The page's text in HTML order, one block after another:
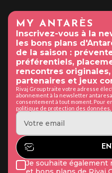
MY ANTARÈS
Inscrivez-vous à la
les bons plans
de la saison :
préférentiels,
rencontres
partenaires et jeux
Rivaj Group traite votre adresse
abonnement à la newsletter
consentement à tout moment. Pour
politique de protection des données.
Je souhaite également